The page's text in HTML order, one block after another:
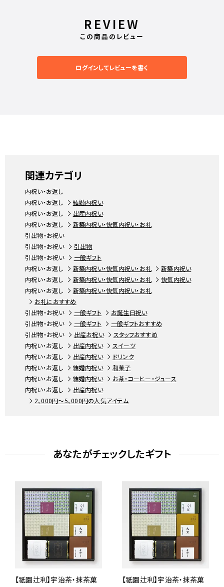
REVIEW
この商品のレビュー
ログインしてレビューを書く
関連カテゴリ
内祝い・お返し
内祝い・お返し
結婚内祝い
内祝い・お返し
出産内祝い
内祝い・お返し
新築内祝い・快気内祝い・お礼
引出物・お祝い
引出物・お祝い
引出物
引出物・お祝い
一般ギフト
内祝い・お返し
新築内祝い・快気内祝い・お礼
新築内祝い
内祝い・お返し
新築内祝い・快気内祝い・お礼
快気内祝い
内祝い・お返し
新築内祝い・快気内祝い・お礼
お礼におすすめ
引出物・お祝い
一般ギフト
お誕生日祝い
引出物・お祝い
一般ギフト
一般ギフトおすすめ
引出物・お祝い
出産お祝い
スタッフおすすめ
内祝い・お返し
出産内祝い
スイーツ
内祝い・お返し
出産内祝い
ドリンク
内祝い・お返し
結婚内祝い
和菓子
内祝い・お返し
結婚内祝い
お茶・コーヒー・ジュース
内祝い・お返し
出産内祝い
2、000円～5、000円の人気アイテム
あなたがチェックしたギフト
【祇園辻利】宇治茶・抹茶菓
【祇園辻利】宇治茶・抹茶菓